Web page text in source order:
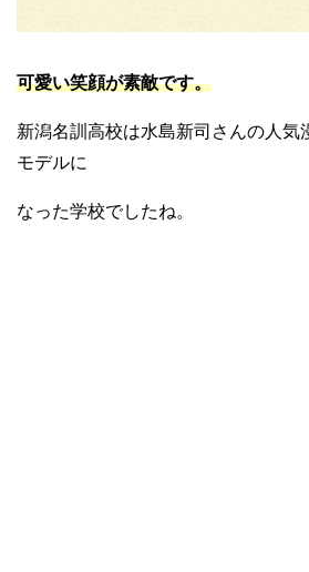
可愛い笑顔が素敵です。
新潟名訓高校は水島新司さんの人気
モデルに
なった学校でしたね。